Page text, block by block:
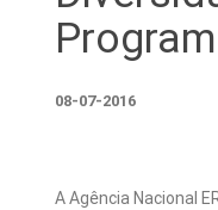
08-07-2016
A Agência Nacional